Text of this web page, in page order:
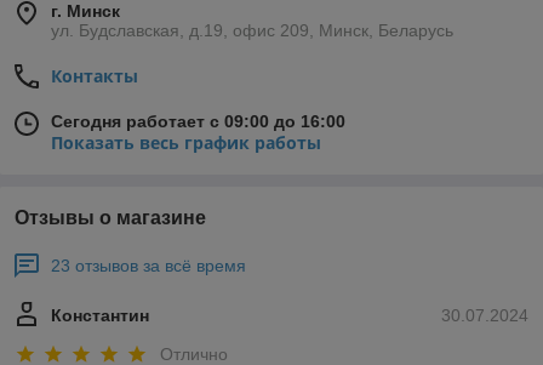
г. Минск
ул. Будславская, д.19, офис 209, Минск, Беларусь
Контакты
Сегодня работает с 09:00 до 16:00
Показать весь график работы
Отзывы о магазине
23 отзывов за всё время
30.07.2024
Константин
Отлично